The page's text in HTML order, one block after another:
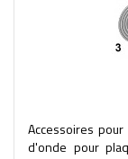
Accessoires
d'onde pour